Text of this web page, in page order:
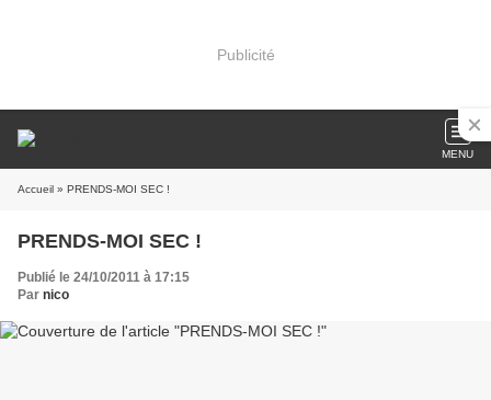
Publicité
MENU
Accueil » PRENDS-MOI SEC !
PRENDS-MOI SEC !
Publié le 24/10/2011 à 17:15
Par nico